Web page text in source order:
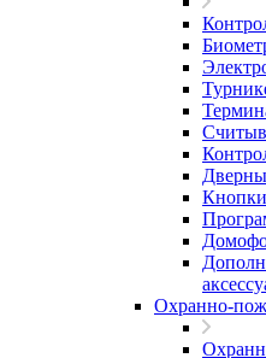
Кнопки
Охранно-